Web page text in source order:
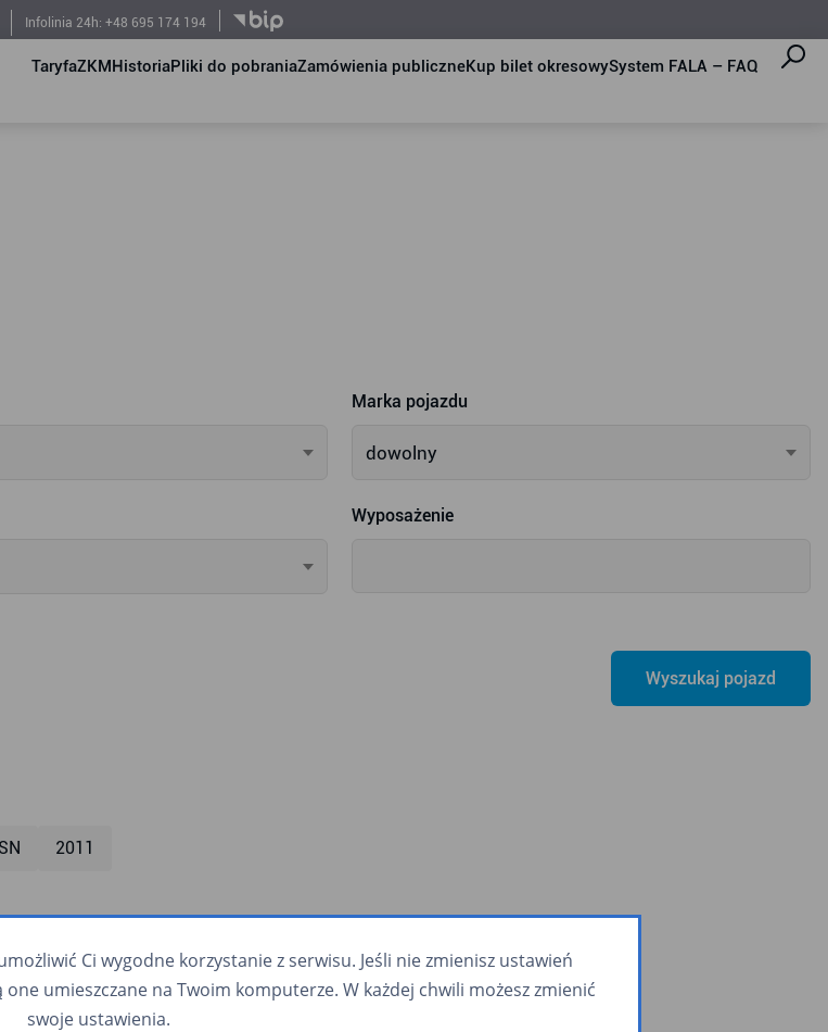
Infolinia 24h: +48 695 174 194
TaryfaZKMHistoriaPliki do pobraniaZamówienia publiczneKup bilet okresowySystem FALA – FAQ
Marka pojazdu
dowolny
Wyposażenie
2011
monitoring zapowiadanie głosowe
Ci wygodne korzystanie z serwisu. Jeśli nie zmienisz ustawień
umieszczane na Twoim komputerze. W każdej chwili możesz zmienić
swoje ustawienia.